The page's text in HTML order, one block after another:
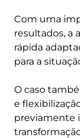
Com uma
resultados, a
rápida
para a
O caso
e
previamente